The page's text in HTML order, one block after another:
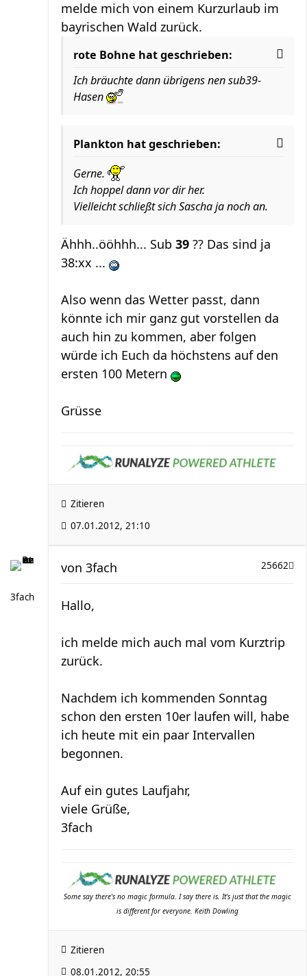
melde mich von einem Kurzurlaub im
bayrischen Wald zurück.
rote Bohne hat geschrieben:
Ich bräuchte dann übrigens nen sub39-
Hasen
Plankton hat geschrieben:
Gerne.
Ich hoppel dann vor dir her.
Vielleicht schließt sich Sascha ja noch an.
Ähhh..ööhhh... Sub 39 ?? Das sind ja
38:xx ...
Also wenn das Wetter passt, dann
könnte ich mir ganz gut vorstellen da
auch hin zu kommen, aber folgen
würde ich Euch da höchstens auf den
ersten 100 Metern
Grüsse
Zitieren
07.01.2012, 21:10
3fach
25662
von 3fach
Hallo,
ich melde mich auch mal vom Kurztrip
zurück.
Nachdem ich kommenden Sonntag
schon den ersten 10er laufen will, habe
ich heute mit ein paar Intervallen
begonnen.
Auf ein gutes Laufjahr,
viele Grüße,
3fach
Some say there's no magic formula. I say there is. It's just that the magic
is different for everyone. Keith Dowling
Zitieren
08.01.2012, 20:55